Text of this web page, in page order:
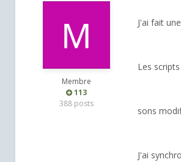
Membre
113
388 posts
J'ai fait
Les
sons
J'ai